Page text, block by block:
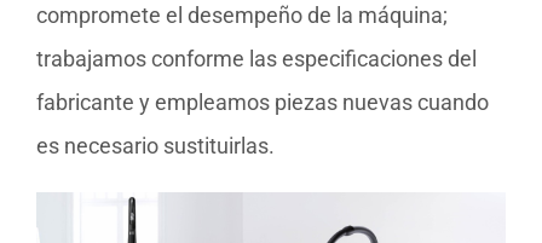
compromete el desempeño de la máquina;
trabajamos conforme las especificaciones del
fabricante y empleamos piezas nuevas cuando
es necesario sustituirlas.